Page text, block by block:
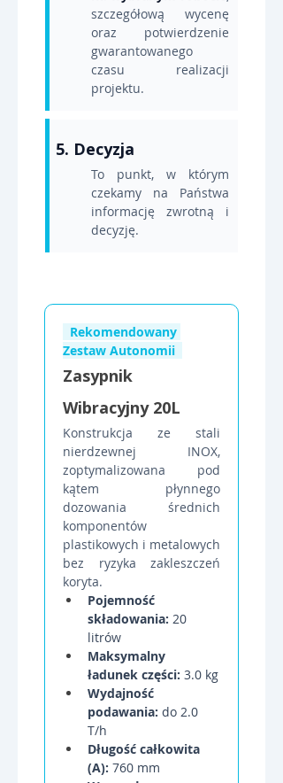
szczegółową wycenę
oraz potwierdzenie
gwarantowanego
czasu realizacji
projektu.
5. Decyzja
To punkt, w którym
czekamy na Państwa
informację zwrotną i
decyzję.
Zestaw Autonomii
Zasypnik
Wibracyjny 20L
Konstrukcja ze stali
nierdzewnej INOX,
zoptymalizowana pod
kątem płynnego
dozowania średnich
komponentów
plastikowych i metalowych
bez ryzyka zakleszczeń
koryta.
Pojemność
składowania: 20
litrów
Maksymalny
ładunek części: 3.0 kg
Wydajność
podawania: do 2.0
T/h
Długość całkowita
(A): 760 mm